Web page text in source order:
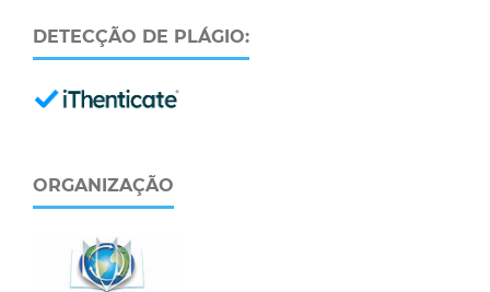
DETECÇÃO DE PLÁGIO:
ORGANIZAÇÃO